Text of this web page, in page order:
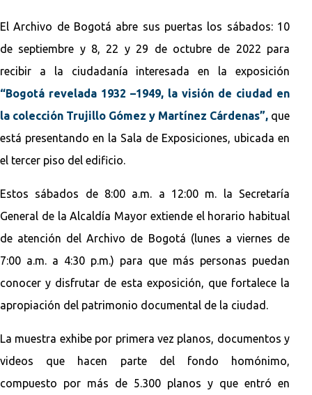
El Archivo de Bogotá abre sus puertas los sábados: 10
de septiembre y 8, 22 y 29 de octubre de 2022 para
recibir a la ciudadanía interesada en la exposición
“Bogotá revelada 1932 –1949, la visión de ciudad en
la colección Trujillo Gómez y Martínez Cárdenas”, que
está presentando en la Sala de Exposiciones, ubicada en
el tercer piso del edificio.
Estos sábados de 8:00 a.m. a 12:00 m. la Secretaría
General de la Alcaldía Mayor extiende el horario habitual
de atención del Archivo de Bogotá (lunes a viernes de
7:00 a.m. a 4:30 p.m.) para que más personas puedan
conocer y disfrutar de esta exposición, que fortalece la
apropiación del patrimonio documental de la ciudad.
La muestra exhibe por primera vez planos, documentos y
videos que hacen parte del fondo homónimo,
compuesto por más de 5.300 planos y que entró en